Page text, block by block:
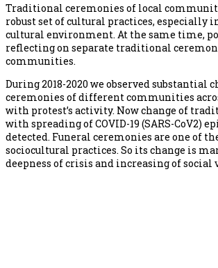
Traditional ceremonies of local
robust set of cultural practices, especially
cultural environment. At the same time,
reflecting on separate traditional
communities.
During 2018-2020 we observed substantial
ceremonies of different communities
with protest’s activity. Now change of
with spreading of COVID-19 (SARS-CoV2)
detected. Funeral ceremonies are one of
sociocultural practices. So its change is
deepness of crisis and increasing of